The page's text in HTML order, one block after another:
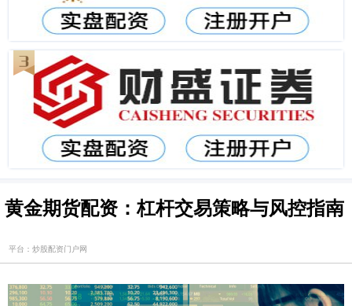
黄金期货配资：杠杆交易策略与风控指南
平台：炒股配资门户网